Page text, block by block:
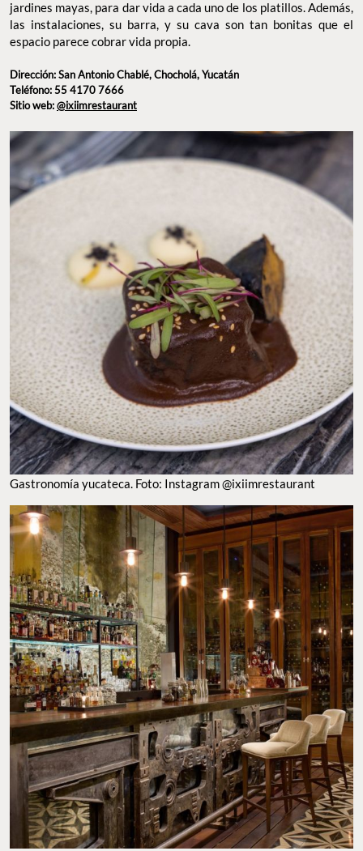
cava son tan bonitas que el espacio parece cobrar vida propia.
Dirección: San Antonio Chablé, Chocholá, Yucatán
Teléfono: 55 4170 7666
Sitio web:@ixiimrestaurant
GASTRONOMÍA YUCATECA. FOTO: INSTAGRAM @IXIIMRESTAURANT
BARRA DEL RESTAURANTE IXI’IM. FOTO: INSTAGRAM @IXIIMRESTAURANT